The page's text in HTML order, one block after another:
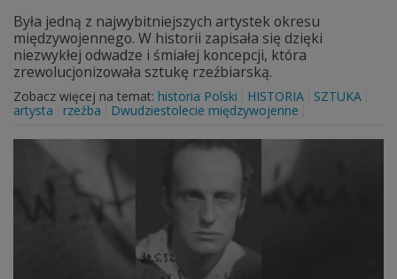
Była jedną z najwybitniejszych artystek okresu
międzywojennego. W historii zapisała się dzięki
niezwykłej odwadze i śmiałej koncepcji, która
zrewolucjonizowała sztukę rzeźbiarską.
Zobacz więcej na temat: historia Polski HISTORIA
SZTUKA
artysta
rzeźba Dwudziestolecie międzywojenne